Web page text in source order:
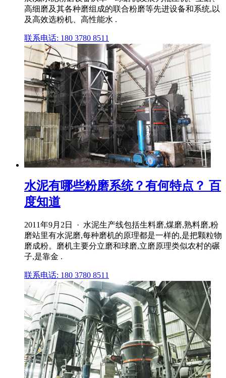
高细磨及其各种磨组成的联合粉磨等先进设备和系统,以
及高效选粉机、高性能水 .
联系电话: 180 3780 8511
水泥有哪些粉磨系统？有何特点？ 百
度知道
2011年9月2日 · 水泥生产线包括生料磨,煤磨,熟料磨,粉
磨站里有水泥磨,每种磨机的原理都是一样的,是把颗粒物
磨成粉。磨机主要分立磨和球磨,立磨原理类似农村的碾
子,是靠金 .
联系电话: 180 3780 8511